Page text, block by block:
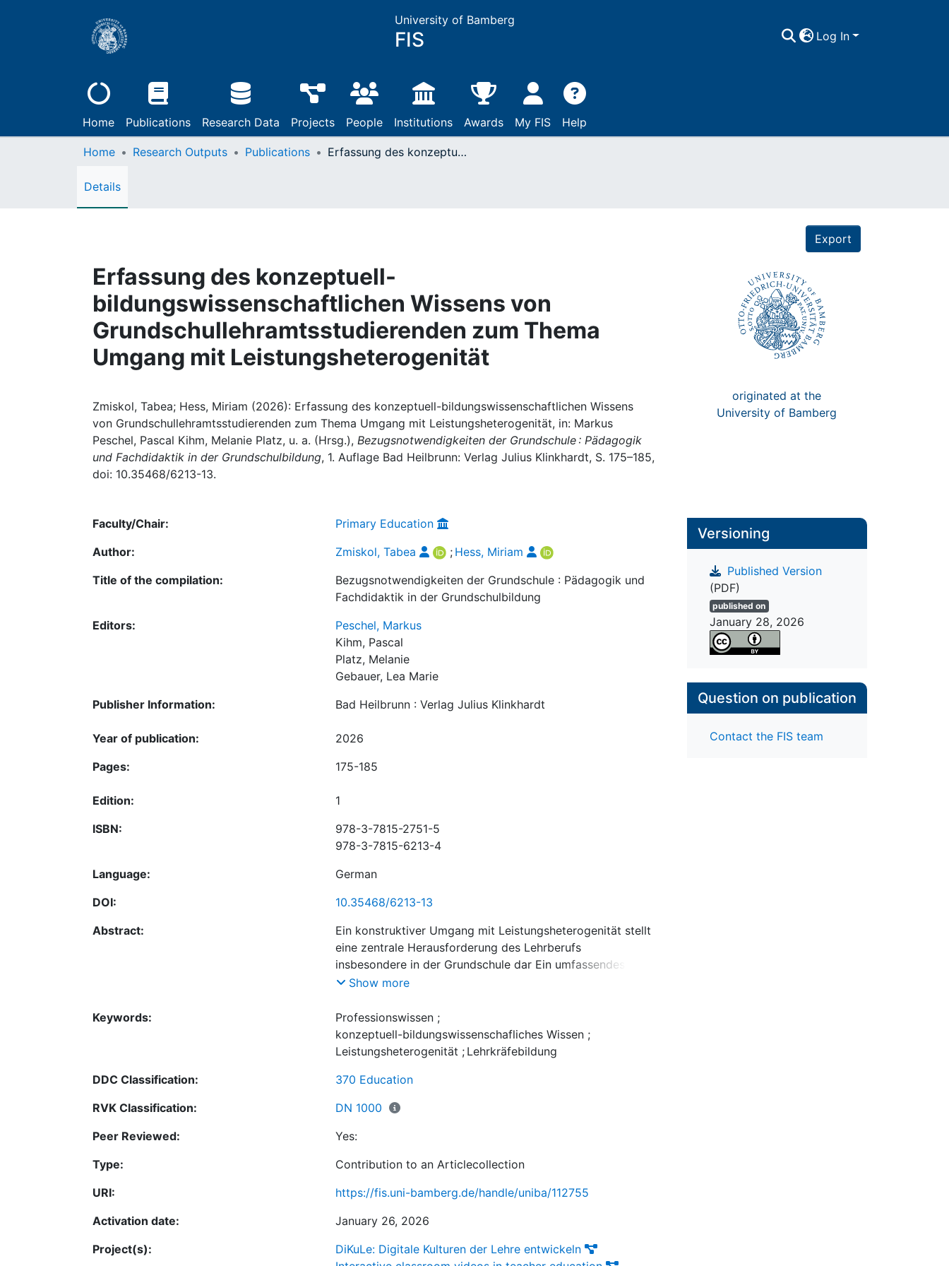
University of Bamberg
FIS Log In
Home Publications Research Data Projects People Institutions Awards My FIS Help
Home Research Outputs Publications Erfassung des konzeptuell-bildungswissenschaftlichen Wissens von Grundschullehramtsstudierenden zum Thema Umgang mit Leistungsheterogenität
Details
Export
Erfassung des konzeptuell-
bildungswissenschaftlichen Wissens von
Grundschullehramtsstudierenden zum Thema
Umgang mit Leistungsheterogenität
Zmiskol, Tabea; Hess, Miriam (2026): Erfassung des konzeptuell-bildungswissenschaftlichen Wissens
von Grundschullehramtsstudierenden zum Thema Umgang mit Leistungsheterogenität, in: Markus
Peschel, Pascal Kihm, Melanie Platz, u. a. (Hrsg.), Bezugsnotwendigkeiten der Grundschule : Pädagogik
und Fachdidaktik in der Grundschulbildung, 1. Auflage Bad Heilbrunn: Verlag Julius Klinkhardt, S. 175–185,
doi: 10.35468/6213-13.
originated at the
University of Bamberg
Faculty/Chair:
Primary Education
Author:
Zmiskol, Tabea ; Hess, Miriam
Title of the compilation:
Bezugsnotwendigkeiten der Grundschule : Pädagogik und
Fachdidaktik in der Grundschulbildung
Editors:
Peschel, Markus
Kihm, Pascal
Platz, Melanie
Gebauer, Lea Marie
Publisher Information:
Bad Heilbrunn : Verlag Julius Klinkhardt
Year of publication:
2026
Pages:
175-185
Edition:
1
ISBN:
978-3-7815-2751-5
978-3-7815-6213-4
Language:
German
DOI:
10.35468/6213-13
Abstract:
Ein konstruktiver Umgang mit Leistungsheterogenität stellt
eine zentrale Herausforderung des Lehrberufs
insbesondere in der Grundschule dar Ein umfassendes
konzeptuell-bildungswissenschafliches Wissen scheint
Leistungsheterogenität zu begünstigen Allerdings besteht
noch kein Konsens darüber, welche Inhalte als relevante
Bestandteile des bildungswissenschaflichen Wissens
Leistungsheterogenität gelten Im Fokus dieses Beitrags
steht daher die Vorstellung eines Kodierleitfadens zur
Erfassung des konzeptuellen Wissens von
Grundschullehramtsstudierenden zum Tema Umgang mit
Show more
Keywords: Professionswissen ;
konzeptuell-bildungswissenschafliches Wissen ;
Leistungsheterogenität ; Lehrkräfebildung
DDC Classification:
370 Education
RVK Classification:
DN 1000
Peer Reviewed:
Yes:
Type:
Contribution to an Articlecollection
URI:
https://fis.uni-bamberg.de/handle/uniba/112755
Activation date:
January 26, 2026
Project(s):
DiKuLe: Digitale Kulturen der Lehre entwickeln
Versioning
Published Version
(PDF)
published on
January 28, 2026
Question on publication
Contact the FIS team